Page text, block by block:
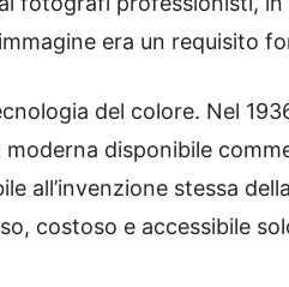
era un requisito
del colore. Nel
disponibile
all’invenzione stessa
costoso e accessibile